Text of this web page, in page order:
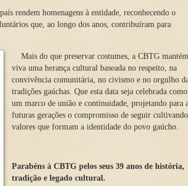
rendem homenagens à entidade, reconhecendo o
que, ao longo dos anos, contribuíram para
Mais do que preservar costumes, a CBTG mantém
viva uma herança cultural baseada no respeito, na
convivência comunitária, no civismo e no orgulho
tradições gaúchas. Que esta data seja celebrada como
um marco de união e continuidade, projetando para
futuras gerações o compromisso de seguir
valores que formam a identidade do povo gaúcho.
Parabéns à CBTG pelos seus 39 anos de história,
tradição e legado cultural.